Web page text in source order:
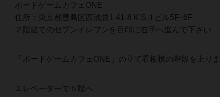
ボードゲームカフェONE
住所：東京都豊島区西池袋1-41-8 K’SⅡビル5F･6F
２階建てのセブンイレブンを目印に右手へ進んで下さい
「ボードゲームカフェONE」の立て看板横の階段を上り
エレベーターで５階へ